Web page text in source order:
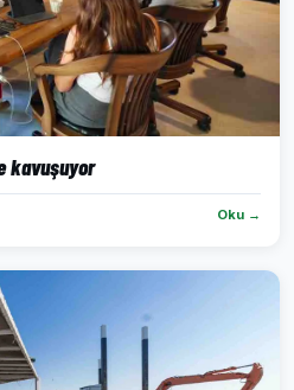
kavuşuyor
Oku →